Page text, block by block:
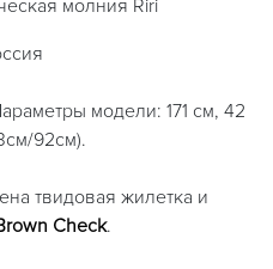
молния Riri
модели: 171 см, 42
92см).
твидовая жилетка и
Check.